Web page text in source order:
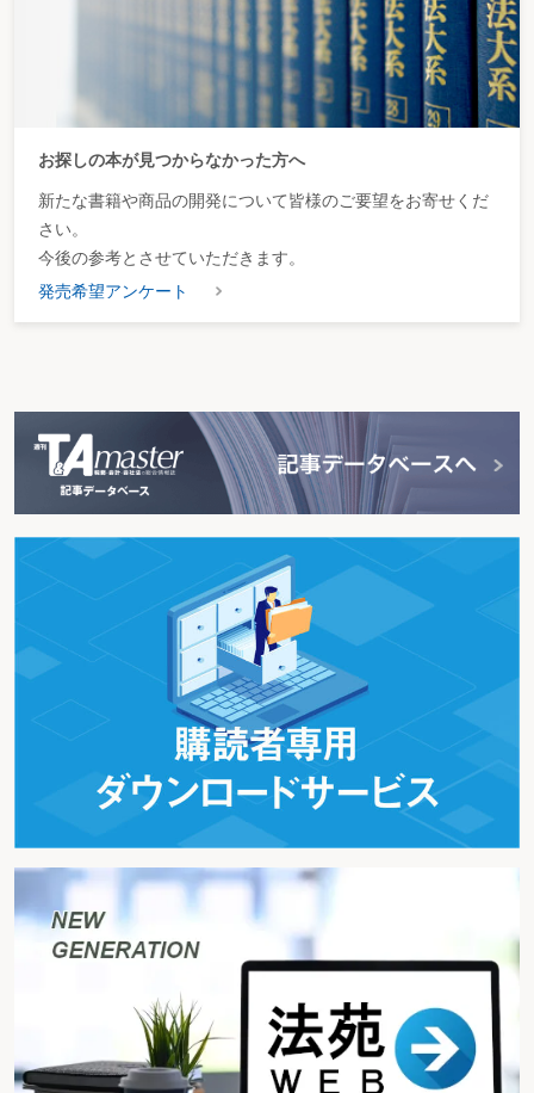
お探しの本が見つからなかった方へ
新たな書籍や商品の開発について皆様のご要望をお寄せくだ
さい。
今後の参考とさせていただきます。
発売希望アンケート